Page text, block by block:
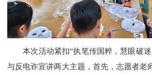
府
信
息
天
本次活动紧扣“执笔传国粹，慧眼破迷
与反电诈宣讲两大主题，首先，志愿者老